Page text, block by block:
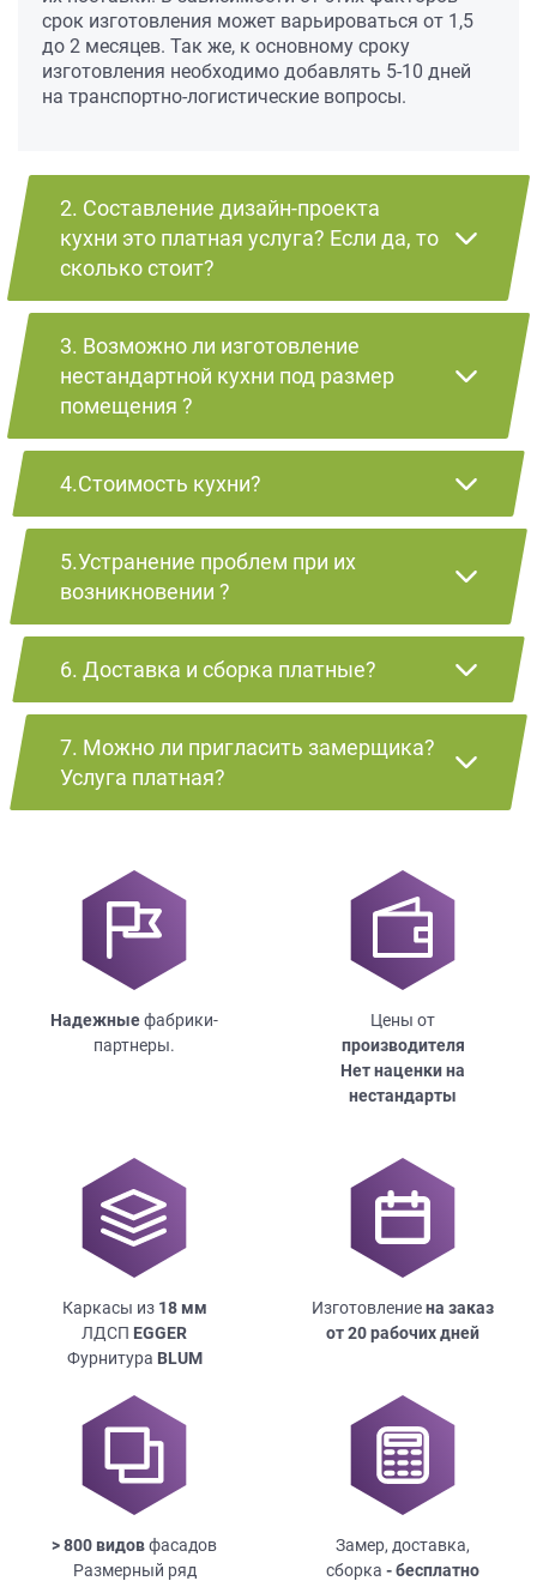
срок изготовления может варьироваться от 1,5
до 2 месяцев. Так же, к основному сроку
изготовления необходимо добавлять 5-10 дней
на транспортно-логистические вопросы.
2. Составление дизайн-проекта
кухни это платная услуга? Если да, то
сколько стоит?
3. Возможно ли изготовление
нестандартной кухни под размер
помещения ?
4.Стоимость кухни?
5.Устранение проблем при их
возникновении ?
6. Доставка и сборка платные?
7. Можно ли пригласить замерщика?
Услуга платная?
Надежныефабрики-
партнеры.
Цены от
производителя
Нет наценки на
нестандарты
Каркасы из 18мм
ЛДСП EGGER
Фурнитура BLUM
Изготовлениена заказ
от 20 рабочих дней
> 800 видовфасадов
Размерный ряд
Замер, доставка,
сборка - бесплатно